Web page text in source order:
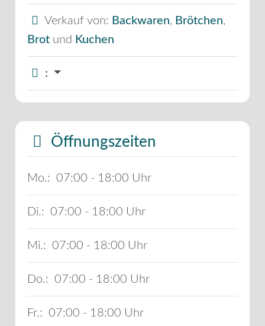
Verkauf von: Backwaren, Brötchen,
Brot und Kuchen
:
Öffnungszeiten
Mo.: 07:00 - 18:00
Di.: 07:00 - 18:00
Mi.: 07:00 - 18:00
Do.: 07:00 - 18:00
Fr.: 07:00 - 18:00